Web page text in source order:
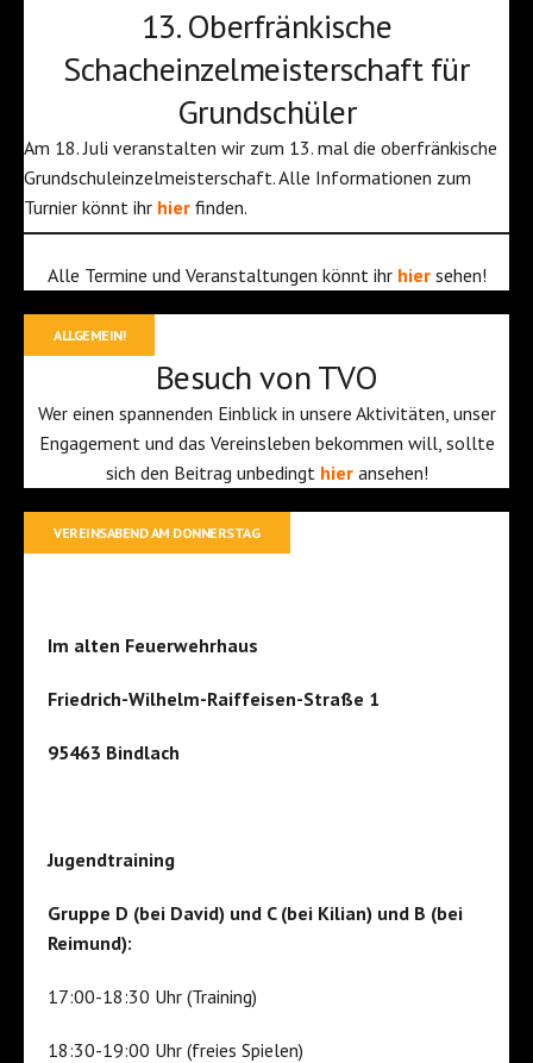
13. Oberfränkische
Schacheinzelmeisterschaft für
Grundschüler
Am 18. Juli veranstalten wir zum 13. mal die oberfränkische
Grundschuleinzelmeisterschaft. Alle Informationen zum
Turnier könnt ihr hier finden.
Alle Termine und Veranstaltungen könnt ihr hier sehen!
ALLGEMEIN!
Besuch von TVO
Wer einen spannenden Einblick in unsere Aktivitäten, unser
Engagement und das Vereinsleben bekommen will, sollte
sich den Beitrag unbedingt hieransehen!
VEREINSABEND AM DONNERSTAG
Im alten Feuerwehrhaus
Friedrich-Wilhelm-Raiffeisen-Straße 1
95463 Bindlach
Jugendtraining
Gruppe D (bei David) und C (bei Kilian) und B (bei
Reimund):
17:00-18:30 Uhr (Training)
18:30-19:00 Uhr (freies Spielen)